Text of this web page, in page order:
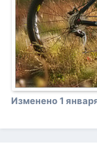
Изменено1